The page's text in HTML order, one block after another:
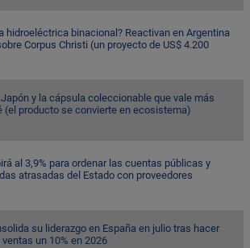
hidroeléctrica binacional? Reactivan en Argentina
Corpus Christi (un proyecto de US$ 4.200
y la cápsula coleccionable que vale más
(el producto se convierte en ecosistema)
al 3,9% para ordenar las cuentas públicas y
atrasadas del Estado con proveedores
su liderazgo en España en julio tras hacer
un 10% en 2026